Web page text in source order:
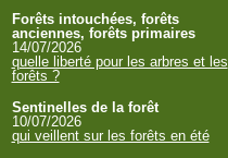
Forêts intouchées, forêts
anciennes, forêts primaires
14/07/2026
quelle liberté pour les arbres et les
forêts ?
Sentinelles de la forêt
10/07/2026
qui veillent sur les forêts en été